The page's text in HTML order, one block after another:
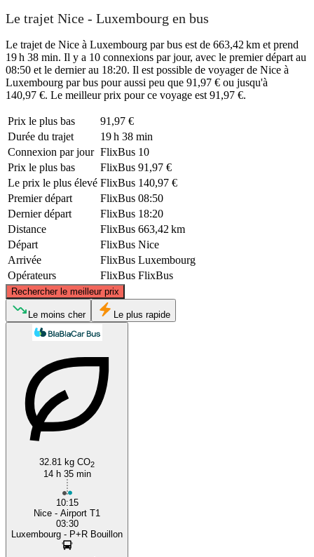
Le trajet Nice - Luxembourg en bus
Le trajet de Nice à Luxembourg par bus est de 663,42 km et prend
19 h 38 min. Il y a 10 connexions par jour, avec le premier départ au
08:50 et le dernier au 18:20. Il est possible de voyager de Nice à
Luxembourg par bus pour aussi peu que 91,97 € ou jusqu'à
140,97 €. Le meilleur prix pour ce voyage est 91,97 €.
Prix ​​le plus bas
91,97 €
Durée du trajet
19 h 38 min
Connexion par jour FlixBus 10
Prix ​​le plus bas
FlixBus 91,97 €
Le prix le plus élevé FlixBus 140,97 €
Premier départ
FlixBus 08:50
Dernier départ
FlixBus 18:20
Distance
FlixBus 663,42 km
Départ
FlixBus Nice
Arrivée
FlixBus Luxembourg
Opérateurs
FlixBus FlixBus
Rechercher le meilleur prix
Luxembourg
©CARTO
Le moins cher Le plus rapide
32.81 kg CO2
14 h 35 min
10:15
Nice - Airport T1
03:30
Luxembourg - P+R Bouillon